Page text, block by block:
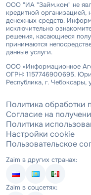
ООО "ИА "Займ.ком" не
кредитной организацией,
денежных средств.
исключительно
решения, касающиеся
принимаются
данные услуги.
ООО «Информационное
ОГРН: 1157746900695.
Республика, г.
Политика обработки
Согласие на
Политика
Настройки cookie
Пользовательское
Zaim в других странах:
Zaim в соцсетях: